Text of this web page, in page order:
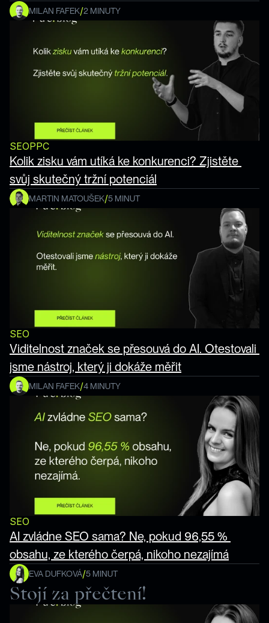
MILAN FAFEK/2 MINUTY
SEOPPC
Kolik zisku vám utíká ke konkurenci? Zjistěte
svůj skutečný tržní potenciál
MARTIN MATOUŠEK/5 MINUT
SEO
Viditelnost značek se přesouvá do AI. Otestovali
jsme nástroj, který ji dokáže měřit
MILAN FAFEK/4 MINUTY
SEO
AI zvládne SEO sama? Ne, pokud 96,55 %
obsahu, ze kterého čerpá, nikoho nezajímá
EVA DUFKOVÁ/5 MINUT
Stojí za přečtení!